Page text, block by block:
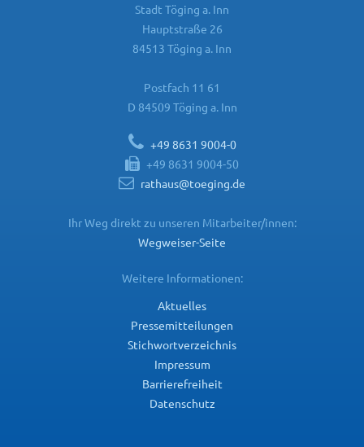
Stadt Töging a. Inn
Hauptstraße 26
84513 Töging a. Inn
Postfach 11 61
D 84509 Töging a. Inn
+49 8631 9004-0
+49 8631 9004-50
rathaus@toeging.de
Ihr Weg direkt zu unseren Mitarbeiter/innen:
Wegweiser-Seite
Weitere Informationen:
Aktuelles
Pressemitteilungen
Stichwortverzeichnis
Impressum
Barrierefreiheit
Datenschutz